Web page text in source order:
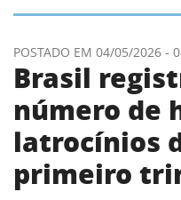
POSTADO EM 04/05/2026 -
Brasil
número de
latrocínios
primeiro